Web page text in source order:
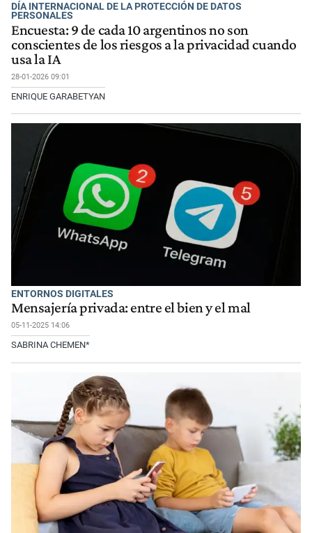
DÍA INTERNACIONAL DE LA PROTECCIÓN DE DATOS
PERSONALES
Encuesta: 9 de cada 10 argentinos no son
conscientes de los riesgos a la privacidad cuando
usa la IA
28-01-2026 09:01
ENRIQUE GARABETYAN
ENTORNOS DIGITALES
Mensajería privada: entre el bien y el mal
05-11-2025 14:06
SABRINA CHEMEN*